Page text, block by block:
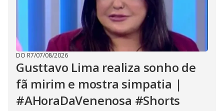
DO R7/07/08/2026
Gusttavo Lima realiza sonho de
fã mirim e mostra simpatia |
#AHoraDaVenenosa #Shorts